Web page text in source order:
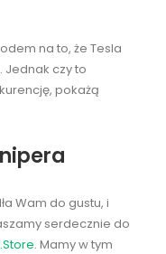
na to, że Tesla
Jednak czy to
pokażą
Wam do gustu, i
serdecznie do
. Mamy w tym